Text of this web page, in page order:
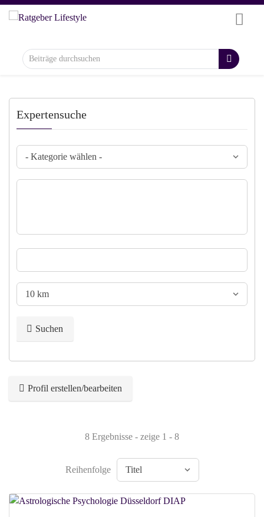
Expertensuche
Suchen
Profil erstellen/bearbeiten
8 Ergebnisse - zeige 1 - 8
Reihenfolge